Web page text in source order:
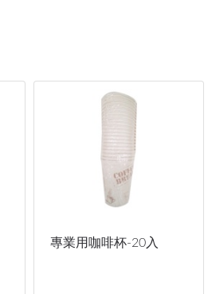
專業用咖啡杯-20入